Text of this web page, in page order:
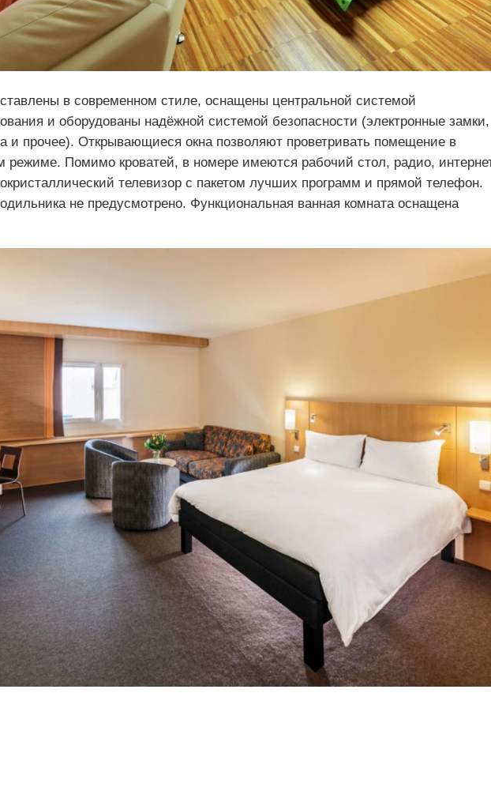
в современном стиле, оснащены центральной системой
и оборудованы надёжной системой безопасности (электронные замки,
и прочее). Открывающиеся окна позволяют проветривать помещение в
режиме. Помимо кроватей, в номере имеются рабочий стол, радио,
телевизор с пакетом лучших программ и прямой телефон.
не предусмотрено. Функциональная ванная комната оснащена